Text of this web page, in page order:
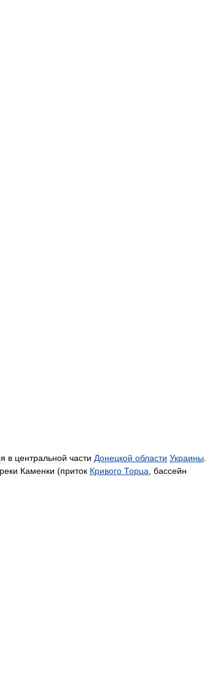
в центральной части Донецкой области Украины
реки Каменки (приток Кривого Торца бассейн